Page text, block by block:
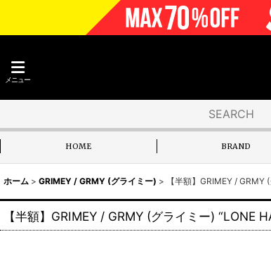
メニュー
HOME BRAND
ホーム > GRIMEY / GRMY (グライミー) > 【半額】GRIMEY / GRMY
【半額】GRIMEY / GRMY (グライミー) “LONE